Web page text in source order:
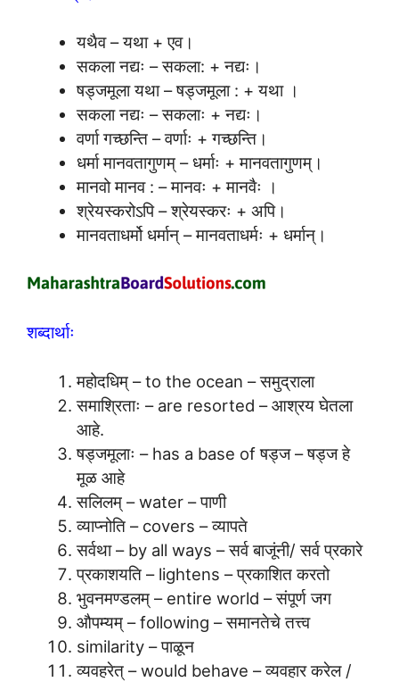
यथैव – यथा + एव।
सकला नद्यः – सकला: + नद्यः।
षड्जमूला यथा – षड्जमूला : + यथा ।
सकला नद्यः – सकलाः + नद्यः।
वर्णा गच्छन्ति – वर्णाः + गच्छन्ति।
धर्मा मानवतागुणम् – धर्माः + मानवतागुणम्।
मानवो मानव : – मानवः + मानवैः ।
श्रेयस्करोऽपि – श्रेयस्करः + अपि।
मानवताधर्मो धर्मान् – मानवताधर्मः + धर्मान्।
शब्दार्थाः
महोदधिम् – to the ocean – समुद्राला
समाश्रिताः – are resorted – आश्रय घेतला
आहे.
षड्जमूलाः – has a base of षड्ज – षड्ज हे
मूळ आहे
सलिलम् – water – पाणी
व्याप्नोति – covers – व्यापते
सर्वथा – by all ways – सर्व बाजूंनी/ सर्व प्रकारे
प्रकाशयति – lightens – प्रकाशित करतो
भुवनमण्डलम् – entire world – संपूर्ण जग
औपम्यम् – following – समानतेचे तत्त्व
similarity – पाळून
व्यवहरेत् – would behave – व्यवहार करेल /